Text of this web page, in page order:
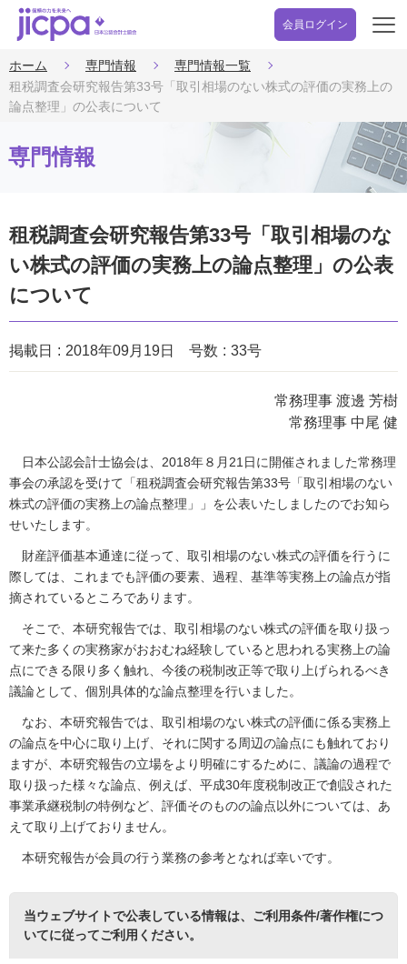
会員ログイン
開
ホーム 専門情報
専門情報一覧
租税調査会研究報告第33号「取引相場のない株式の評価の実務上の
論点整理」の公表について
専門情報
租税調査会研究報告第33号「取引相場のな
い株式の評価の実務上の論点整理」の公表
について
掲載日 2018年09月19日 号数 33号
常務理事 渡邊 芳樹
常務理事 中尾 健
日本公認会計士協会は、2018年８月21日に開催されました常務理
事会の承認を受けて「租税調査会研究報告第33号「取引相場のない
株式の評価の実務上の論点整理」」を公表いたしましたのでお知ら
せいたします。
財産評価基本通達に従って、取引相場のない株式の評価を行うに
際しては、これまでも評価の要素、過程、基準等実務上の論点が指
摘されているところであります。
そこで、本研究報告では、取引相場のない株式の評価を取り扱っ
て来た多くの実務家がおおむね経験していると思われる実務上の論
点にできる限り多く触れ、今後の税制改正等で取り上げられるべき
議論として、個別具体的な論点整理を行いました。
なお、本研究報告では、取引相場のない株式の評価に係る実務上
の論点を中心に取り上げ、それに関する周辺の論点にも触れており
ますが、本研究報告の立場をより明確にするために、議論の過程で
取り扱った様々な論点、例えば、平成30年度税制改正で創設された
事業承継税制の特例など、評価そのものの論点以外については、あ
えて取り上げておりません。
本研究報告が会員の行う業務の参考となれば幸いです。
当ウェブサイトで公表している情報は、 ご利用条件/著作権につ
いてに従ってご利用ください。